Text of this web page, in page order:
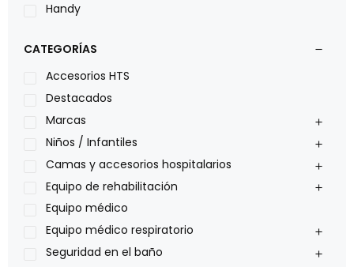
Handy
Leggero
Lumex
Medical Store
Nidek
Oxiplus
Philips
Pride
Roho
Sillas de ruedas Everest Jennings
Stealth products
CATEGORÍAS
Accesorios HTS
Destacados
Marcas
Niños / Infantiles
Camas y accesorios hospitalarios
Equipo de rehabilitación
Equipo médico
Equipo médico respiratorio
Seguridad en el baño